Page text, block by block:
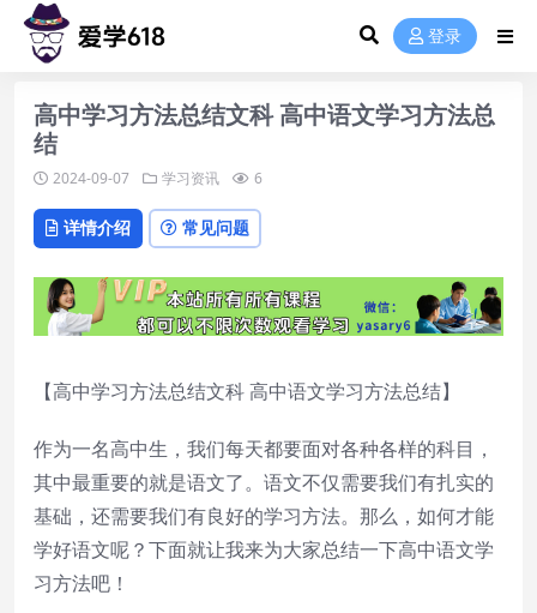
登录
高中学习方法总结文科 高中语文学习方法总
结
2024-09-07 学习资讯 6
详情介绍 常见问题
【高中学习方法总结文科 高中语文学习方法总结】
作为一名高中生，我们每天都要面对各种各样的科目，
其中最重要的就是语文了。语文不仅需要我们有扎实的
基础，还需要我们有良好的学习方法。那么，如何才能
学好语文呢？下面就让我来为大家总结一下高中语文学
习方法吧！